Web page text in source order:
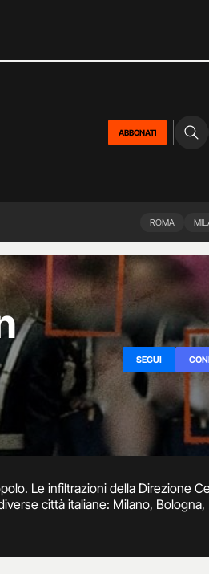
ABBONATI
ROMA
SEGUI
Le infiltrazioni della Direzione
città italiane: Milano, Bologna,
Meloni.